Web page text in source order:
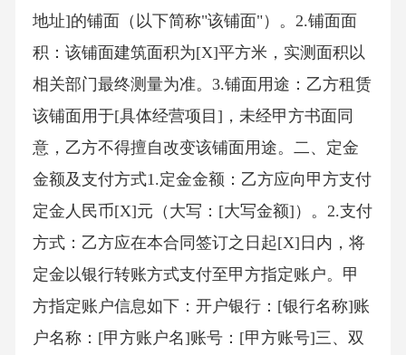
地址]的铺面（以下简称"该铺面"）。2.铺面面
积：该铺面建筑面积为[X]平方米，实测面积以
相关部门最终测量为准。3.铺面用途：乙方租赁
该铺面用于[具体经营项目]，未经甲方书面同
意，乙方不得擅自改变该铺面用途。二、定金
金额及支付方式1.定金金额：乙方应向甲方支付
定金人民币[X]元（大写：[大写金额]）。2.支付
方式：乙方应在本合同签订之日起[X]日内，将
定金以银行转账方式支付至甲方指定账户。甲
方指定账户信息如下：开户银行：[银行名称]账
户名称：[甲方账户名]账号：[甲方账号]三、双